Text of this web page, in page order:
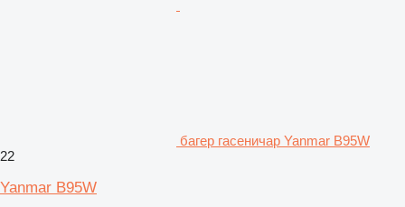
багер гасеничар Yanmar B95W
22
Yanmar B95W